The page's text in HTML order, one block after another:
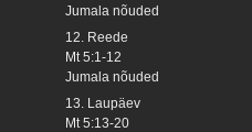
Jumala nõuded
12. Reede
Mt 5:1-12
Jumala nõuded
13. Laupäev
Mt 5:13-20